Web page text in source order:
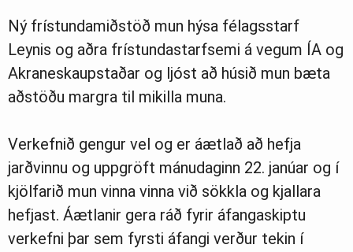
Ný frístundamiðstöð mun hýsa félagsstarf
Leynis og aðra frístundastarfsemi á vegum ÍA og
Akraneskaupstaðar og ljóst að húsið mun bæta
aðstöðu margra til mikilla muna.
Verkefnið gengur vel og er áætlað að hefja
jarðvinnu og uppgröft mánudaginn 22. janúar og í
kjölfarið mun vinna vinna við sökkla og kjallara
hefjast. Áætlanir gera ráð fyrir áfangaskiptu
verkefni þar sem fyrsti áfangi verður tekin í